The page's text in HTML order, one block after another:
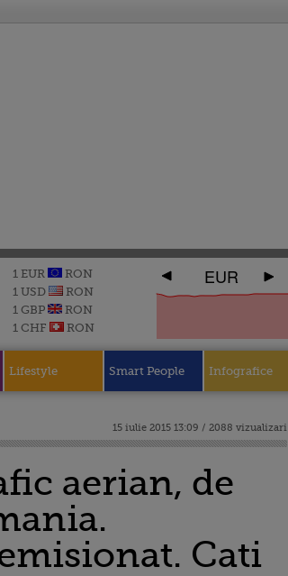
1 EUR
RON
1 USD
RON
1 GBP
RON
1 CHF
RON
EUR
Lifestyle Smart People Infografice
15 iulie 2015 13:09 / 2088 vizualizari
aerian, de
Cati